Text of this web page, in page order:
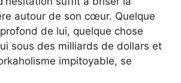
autour de son cœur. Quelque
de lui, quelque chose
sous des milliards de dollars et
impitoyable, se